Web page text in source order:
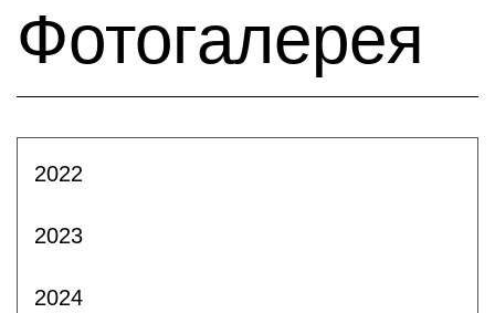
Фотогалерея
2022
2023
2024